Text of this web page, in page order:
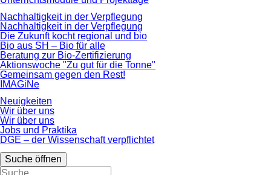
Nachhaltigkeit in der Verpflegung
Nachhaltigkeit in der Verpflegung
Die Zukunft kocht regional und bio
Bio aus SH – Bio für alle
Beratung zur Bio-Zertifizierung
Aktionswoche "Zu gut für die Tonne"
Gemeinsam gegen den Rest!
IMAGiNe
Neuigkeiten
Wir über uns
Wir über uns
Jobs und Praktika
DGE – der Wissenschaft verpflichtet
Suche öffnen